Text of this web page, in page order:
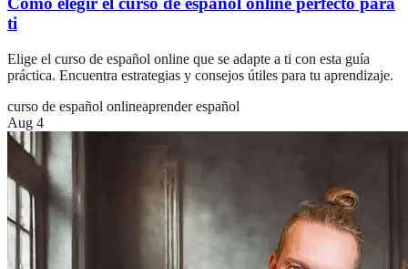
ti
Elige el curso de español online que se adapte a ti con esta guía
práctica. Encuentra estrategias y consejos útiles para tu aprendizaje.
curso de español onlineaprender español
Aug 4